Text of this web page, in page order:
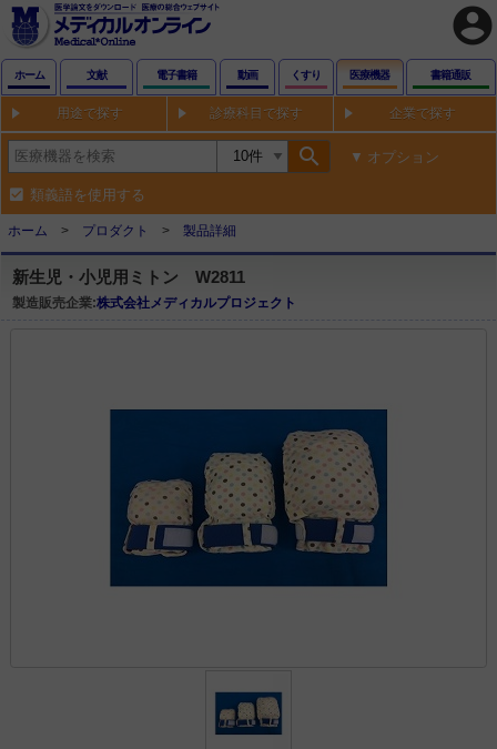
account_circle
ホーム 文献 電子書籍 動画 くすり 医療機器 書籍通販
用途で探す 診療科目で探す 企業で探す
search オプション
類義語を使用する
ホーム プロダクト 製品詳細
新生児・小児用ミトン W2811
製造販売企業:株式会社メディカルプロジェクト